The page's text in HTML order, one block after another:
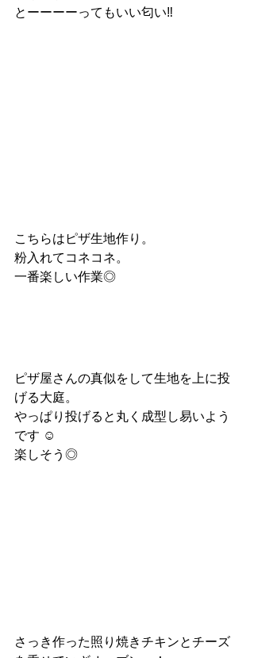
とーーーーってもいい匂い‼︎
こちらはピザ生地作り。
粉入れてコネコネ。
一番楽しい作業◎
ピザ屋さんの真似をして生地を上に投
げる大庭。
やっぱり投げると丸く成型し易いよう
です ☺︎
楽しそう◎
さっき作った照り焼きチキンとチーズ